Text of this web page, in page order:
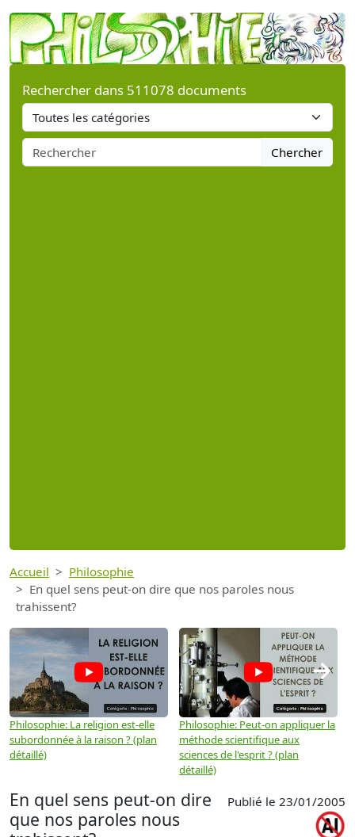
Rechercher dans 511078 documents
Chercher
Accueil
Philosophie
En quel sens peut-on dire que nos paroles nous
trahissent?
Philosophie: La religion est-elle
subordonnée à la raison ? (plan
détaillé)
Philosophie: Peut-on appliquer la
méthode scientifique aux
sciences de l'esprit ? (plan
détaillé)
→
En quel sens peut-on dire
que nos paroles nous
Publié le 23/01/2005